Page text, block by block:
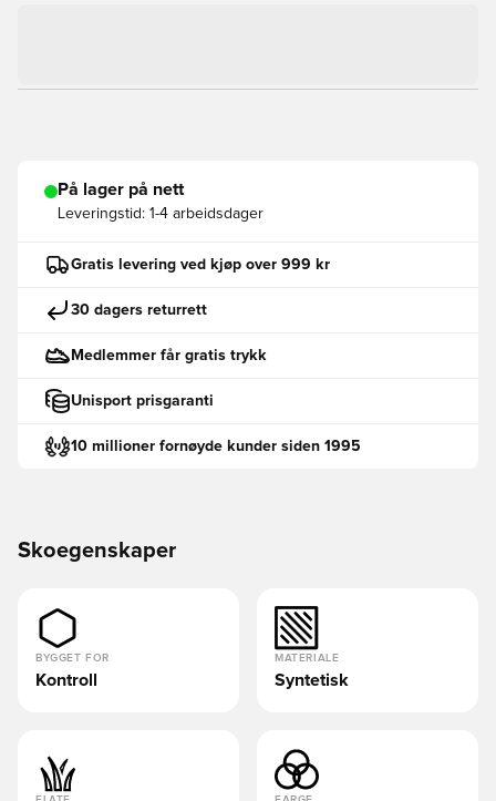
På lager på nett
Leveringstid: 1-4 arbeidsdager
Gratis levering ved kjøp over 999 kr
30 dagers returrett
Medlemmer får gratis trykk
Unisport prisgaranti
10 millioner fornøyde kunder siden 1995
Skoegenskaper
BYGGET FOR
Kontroll
MATERIALE
Syntetisk